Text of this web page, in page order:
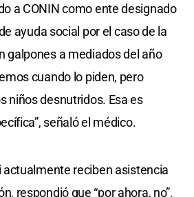
a CONIN como ente designado
ayuda social por el caso de la
galpones a mediados del año
cuando lo piden, pero
niños desnutridos. Esa es
señaló el médico.
actualmente reciben asistencia
respondió que “por ahora, no”.